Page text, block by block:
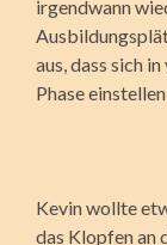
irgendwann
aus, dass sich
Phase
Kevin wollte
das Klopfen an